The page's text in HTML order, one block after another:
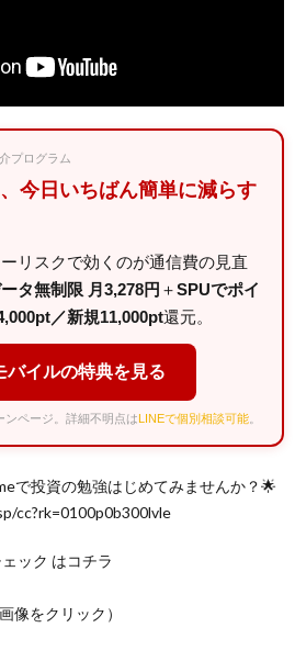
プログラム
今日いちばん簡単に減らす
リスクで効くのが通信費の見直
タ無制限 月3,278円 ＋SPUでポイ
／新規11,000pt還元。
バイルの特典を見る
ページ。詳細不明点はLINEで個別相談可能
で投資の勉強はじめてみませんか？🌟
cc?rk=0100p0b300lvle
ック はコチラ
像をクリック）